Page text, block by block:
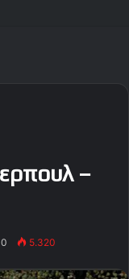
–
0 5.320